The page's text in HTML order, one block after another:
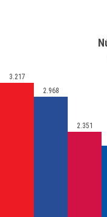
3.217
2.968
2.351